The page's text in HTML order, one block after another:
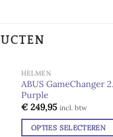
HELMEN
ABUS GameChanger
Purple
€ 249,95 incl. btw
OPTIES SELECTEREN